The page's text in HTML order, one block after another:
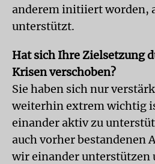
anderem initiiert worden,
unterstützt.
Hat sich Ihre Zielsetzung
Krisen verschoben?
Sie haben sich nur
weiterhin extrem wichtig
einander aktiv zu
auch vorher bestandenen
wir einander unterstützen